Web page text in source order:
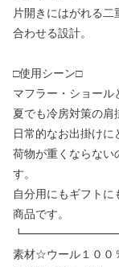
片開きにはがれる二
合わせる設計。
□使用シーン□
マフラー・ショール
夏でも冷房対策の肩
日常的なお出掛けに
荷物が重くならない
す。
自分用にもギフト
商品です。
素材☆ウール１００